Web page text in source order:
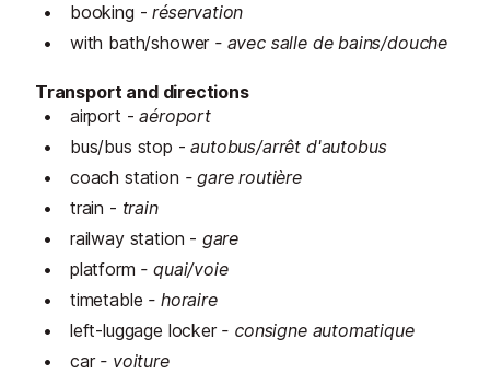
booking -réservation
with bath/shower- avec salle de bains/douche
Transport and directions
airport -aéroport
bus/bus stop -autobus/arrêt d'autobus
coach station - gare routière
train - train
railway station - gare
platform - quai/voie
timetable - horaire
left-luggage locker- consigne automatique
car- voiture